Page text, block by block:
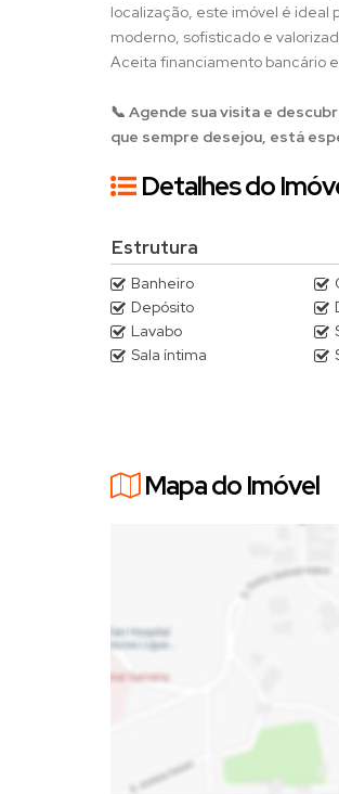
localização, este imóvel é
moderno, sofisticado e
Aceita financiamento bancário
📞 Agende sua visita e
que sempre desejou, está
Detalhes do
Estrutura
Banheiro
Depósito
Lavabo
Sala íntima
Mapa do Imóvel